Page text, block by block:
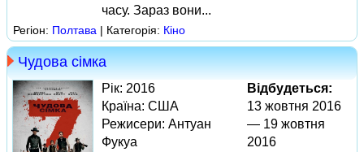
часу. Зараз вони...
Регіон: Полтава | Категорія: Кіно
Чудова сімка
Рік: 2016
Країна: США
Режисери: Антуан
Фукуа
Відбудеться:
13 жовтня 2016
— 19 жовтня
2016